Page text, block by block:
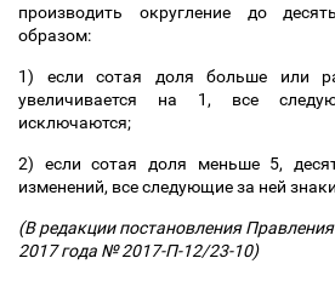
производить округление до
образом:
1) если сотая доля больше или
увеличивается на 1, все
исключаются;
2) если сотая доля меньше 5,
изменений, все следующие за ней
(В редакции постановления
2017 года № 2017-П-12/23-10)